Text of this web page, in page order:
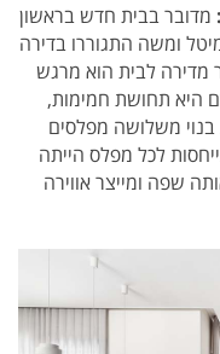
מדובר בבית חדש בראשון
ומשה התגוררו בדירה
מדירה לבית הוא מרגש
היא תחושת חמימות,
330 מ"ר. הבית בנוי משלושה מפלסים
לכל מפלס הייתה
שפה ומייצר אווירה